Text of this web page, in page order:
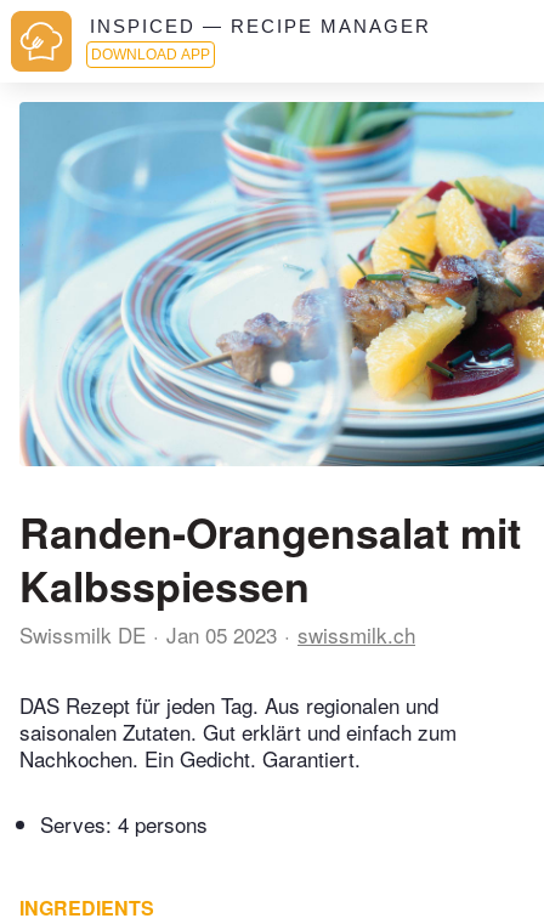
INSPICED — RECIPE MANAGER
DOWNLOAD APP
Randen-Orangensalat mit
Kalbsspiessen
Swissmilk DE Jan 05 2023 swissmilk.ch
DAS Rezept für jeden Tag. Aus regionalen und
saisonalen Zutaten. Gut erklärt und einfach zum
Nachkochen. Ein Gedicht. Garantiert.
Serves: 4 persons
INGREDIENTS